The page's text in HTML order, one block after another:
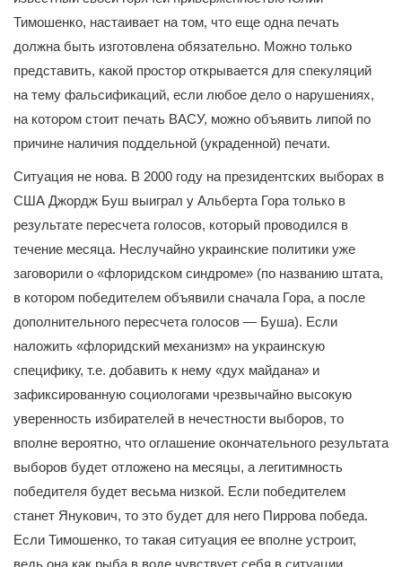
Тимошенко, настаивает на том, что еще одна печать
должна быть изготовлена обязательно. Можно только
представить, какой простор открывается для спекуляций
на тему фальсификаций, если любое дело о нарушениях,
на котором стоит печать ВАСУ, можно объявить липой по
причине наличия поддельной (украденной) печати.
Ситуация не нова. В 2000 году на президентских выборах в
США Джордж Буш выиграл у Альберта Гора только в
результате пересчета голосов, который проводился в
течение месяца. Неслучайно украинские политики уже
заговорили о «флоридском синдроме» (по названию штата,
в котором победителем объявили сначала Гора, а после
дополнительного пересчета голосов — Буша). Если
наложить «флоридский механизм» на украинскую
специфику, т.е. добавить к нему «дух майдана» и
зафиксированную социологами чрезвычайно высокую
уверенность избирателей в нечестности выборов, то
вполне вероятно, что оглашение окончательного результата
выборов будет отложено на месяцы, а легитимность
победителя будет весьма низкой. Если победителем
станет Янукович, то это будет для него Пиррова победа.
Если Тимошенко, то такая ситуация ее вполне устроит,
ведь она как рыба в воде чувствует себя в ситуации